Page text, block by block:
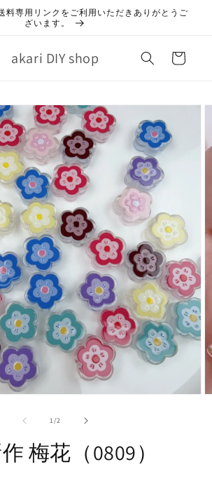
料専用リンクをご利用いただきありがとうご
ざいます。
akari DIY shop
ー
1/の2
梅花（0809）